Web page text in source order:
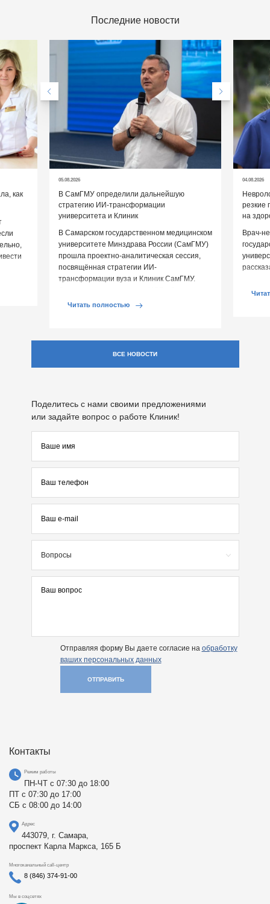
Последние новости
как
05.08.2026
В СамГМУ определили дальнейшую
стратегию ИИ-трансформации
университета и Клиник
В Самарском государственном медицинском
университете Минздрава России (СамГМУ)
прошла проектно-аналитическая сессия,
посвящённая стратегии ИИ-
трансформации вуза и Клиник СамГМУ.
Запад», […]
Читать полностью
04.08.2026
резкие
на
Врач-
ВСЕ НОВОСТИ
Поделитесь с нами своими предложениями
или задайте вопрос о работе Клиник!
Вопросы
Отправляя форму Вы даете согласие на обработку
ваших персональных данных
ОТПРАВИТЬ
Контакты
Режим работы
ПН-ЧТ с 07:30 до 18:00
ПТ с 07:30 до 17:00
СБ с 08:00 до 14:00
Адрес
443079, г. Самара,
проспект Карла Маркса, 165 Б
Многоканальный call-центр
8 (846) 374-91-00
Мы в соцсетях